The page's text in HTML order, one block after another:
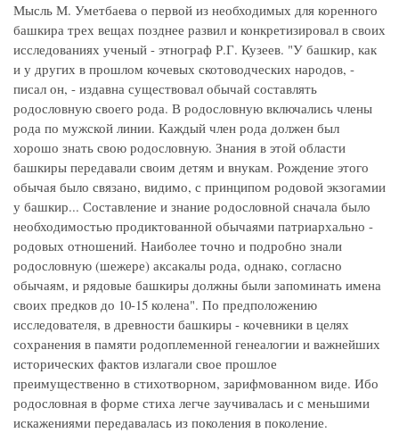
Мысль М. Уметбаева о первой из необходимых для коренного
башкира трех вещах позднее развил и конкретизировал в своих
исследованиях ученый - этнограф Р.Г. Кузеев. "У башкир, как
и у других в прошлом кочевых скотоводческих народов, -
писал он, - издавна существовал обычай составлять
родословную своего рода. В родословную включались члены
рода по мужской линии. Каждый член рода должен был
хорошо знать свою родословную. Знания в этой области
башкиры передавали своим детям и внукам. Рождение этого
обычая было связано, видимо, с принципом родовой экзогамии
у башкир... Составление и знание родословной сначала было
необходимостью продиктованной обычаями патриархально -
родовых отношений. Наиболее точно и подробно знали
родословную (шежере) аксакалы рода, однако, согласно
обычаям, и рядовые башкиры должны были запоминать имена
своих предков до 10-15 колена". По предположению
исследователя, в древности башкиры - кочевники в целях
сохранения в памяти родоплеменной генеалогии и важнейших
исторических фактов излагали свое прошлое
преимущественно в стихотворном, зарифмованном виде. Ибо
родословная в форме стиха легче заучивалась и с меньшими
искажениями передавалась из поколения в поколение.